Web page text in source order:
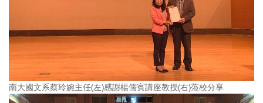
南大國文系蔡玲婉主任(左)感謝楊儒賓講座教授(右)蒞校分享